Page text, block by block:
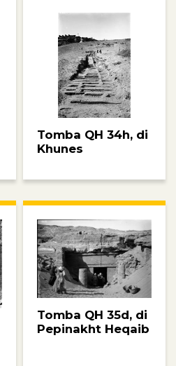
Tomba QH 34h, di
Khunes
Tomba QH 35d, di
Pepinakht Heqaib